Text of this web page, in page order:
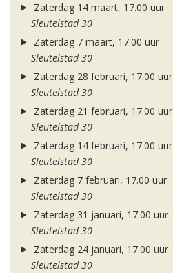
Zaterdag 14 maart, 17.00 uur
Sleutelstad 30
Zaterdag 7 maart, 17.00 uur
Sleutelstad 30
Zaterdag 28 februari, 17.00 uur
Sleutelstad 30
Zaterdag 21 februari, 17.00 uur
Sleutelstad 30
Zaterdag 14 februari, 17.00 uur
Sleutelstad 30
Zaterdag 7 februari, 17.00 uur
Sleutelstad 30
Zaterdag 31 januari, 17.00 uur
Sleutelstad 30
Zaterdag 24 januari, 17.00 uur
Sleutelstad 30